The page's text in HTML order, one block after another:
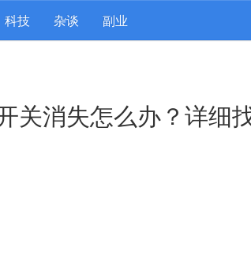
科技 杂谈 副业
关消失怎么办？详细